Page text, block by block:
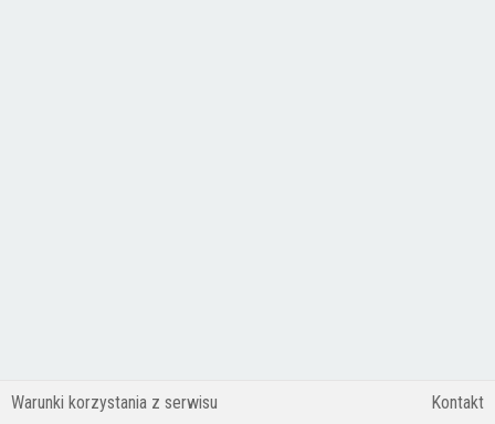
Warunki korzystania z serwisu Kontakt